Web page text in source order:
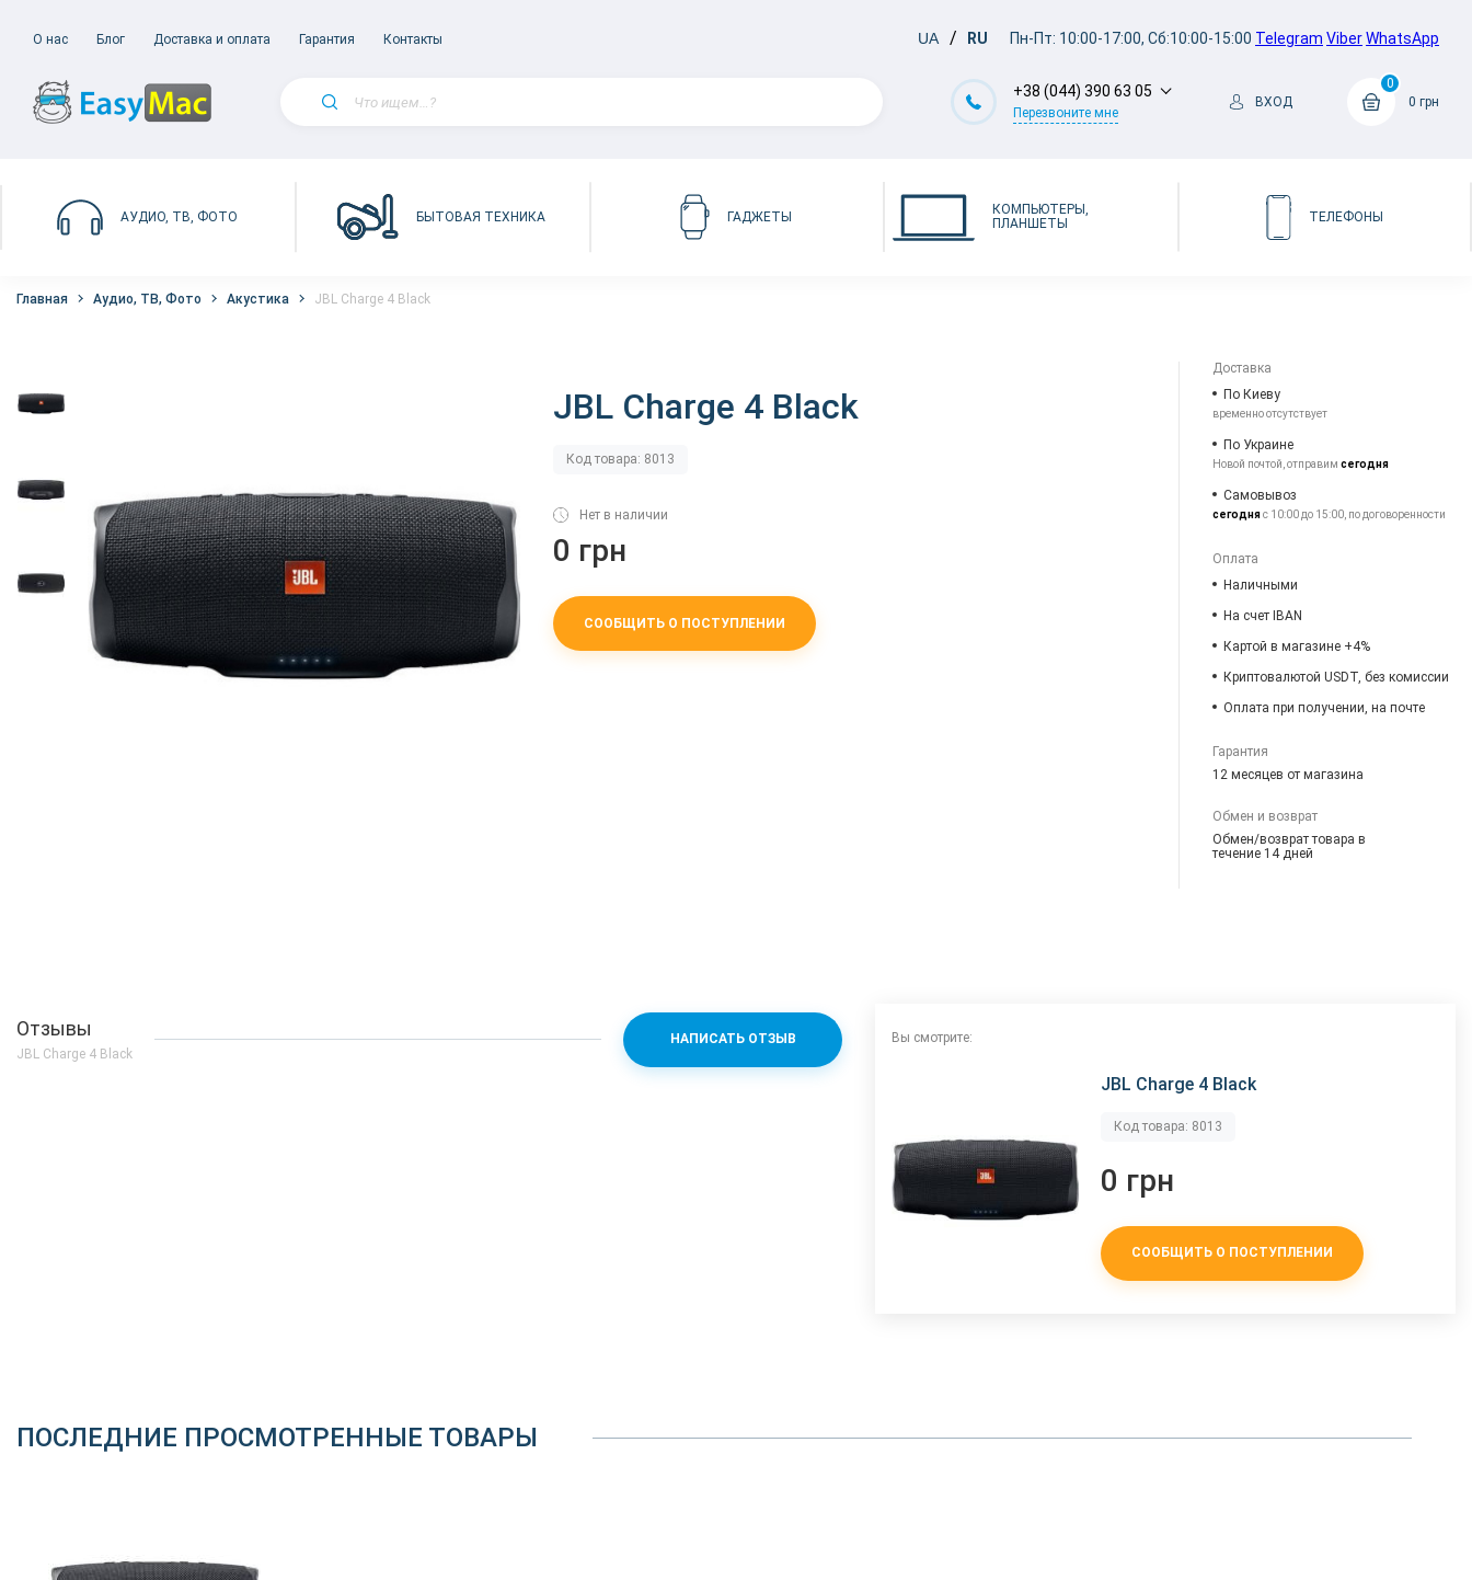
О нас Блог Доставка и оплата Гарантия Контакты UA RU Пн-Пт: 10:00-17:00, Сб:10:00-15:00 Telegram ViberWhatsApp
+38 (044) 390 63 05
Перезвоните мне
ВХОД
0
0 грн
АУДИО, ТВ, ФОТО БЫТОВАЯ ТЕХНИКА ГАДЖЕТЫ
КОМПЬЮТЕРЫ,
ПЛАНШЕТЫ
ТЕЛЕФОНЫ
Главная Аудио, ТВ, Фото Акустика JBL Charge 4 Black
JBL Charge 4 Black
Код товара: 8013
Нет в наличии
0 грн
СООБЩИТЬ О ПОСТУПЛЕНИИ
Доставка
По Киеву
временно отсутствует
По Украине
Новой почтой, отправимсегодня
Самовывоз
сегодняс 10:00 до 15:00, по договоренности
Оплата
Наличными
На счет IBAN
Картой в магазине +4%
Криптовалютой USDT, без комиссии
Оплата при получении, на почте
Гарантия
12 месяцев от магазина
Обмен и возврат
Обмен/возврат товара в
течение 14 дней
Отзывы
JBL Charge 4 Black
НАПИСАТЬ ОТЗЫВ Вы смотрите:
JBL Charge 4 Black
Код товара: 8013
0 грн
СООБЩИТЬ О ПОСТУПЛЕНИИ
ПОСЛЕДНИЕ ПРОСМОТРЕННЫЕ ТОВАРЫ